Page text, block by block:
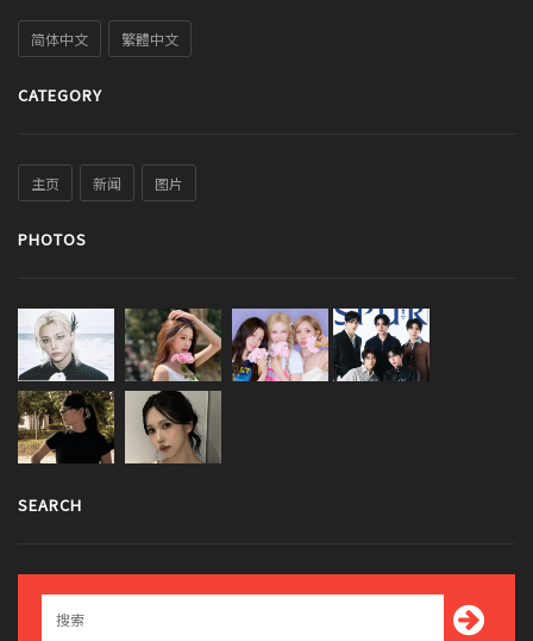
简体中文 繁體中文
CATEGORY
主页 新闻 图片
PHOTOS
SEARCH